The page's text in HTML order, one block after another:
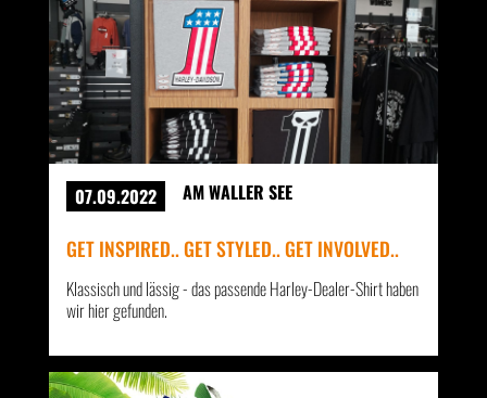
07.09.2022 AM WALLER SEE
GET INSPIRED.. GET STYLED.. GET INVOLVED..
Klassisch und lässig - das passende Harley-Dealer-Shirt haben
wir hier gefunden.